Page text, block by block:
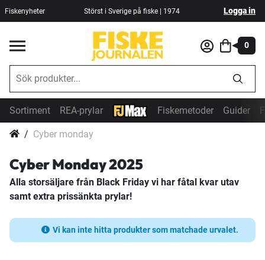
Fiskenyheter Störst i Sverige på fiske | 1974 Logga in
0
Sortiment REA-prylar Fiskemetoder Guider
Cyber monday
Cyber Monday 2025
Alla storsäljare från Black Friday vi har fåtal kvar utav
samt extra prissänkta prylar!
Vi kan inte hitta produkter som matchade urvalet.